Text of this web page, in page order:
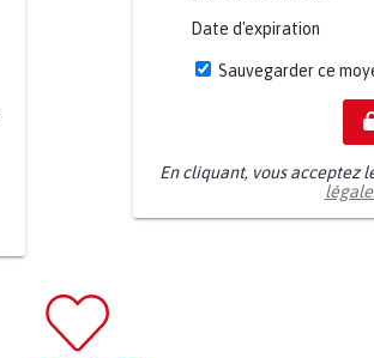
Date d'expiration
Sauvegarder ce
En cliquant, vous acceptez